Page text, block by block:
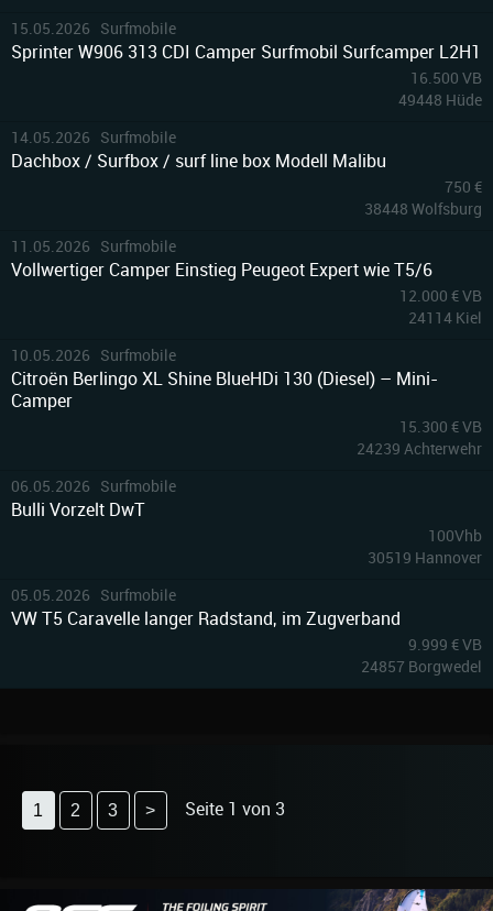
15.05.2026 Surfmobile
Sprinter W906 313 CDI Camper Surfmobil Surfcamper L2H1
16.500 VB
49448 Hüde
14.05.2026 Surfmobile
Dachbox / Surfbox / surf line box Modell Malibu
750 €
38448 Wolfsburg
11.05.2026 Surfmobile
Vollwertiger Camper Einstieg Peugeot Expert wie T5/6
12.000 € VB
24114 Kiel
10.05.2026 Surfmobile
Citroën Berlingo XL Shine BlueHDi 130 (Diesel) – Mini-
Camper
15.300 € VB
24239 Achterwehr
06.05.2026 Surfmobile
Bulli Vorzelt DwT
100Vhb
30519 Hannover
05.05.2026 Surfmobile
VW T5 Caravelle langer Radstand, im Zugverband
9.999 € VB
24857 Borgwedel
1 2 3 > Seite 1 von 3